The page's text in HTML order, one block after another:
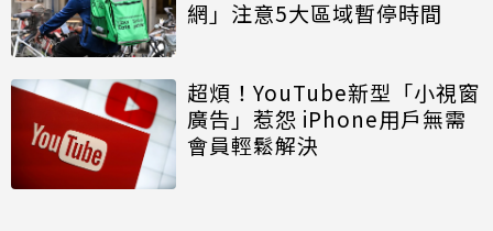
網」注意5大區域暫停時間
超煩！YouTube新型「小視窗
廣告」惹怨 iPhone用戶無需
會員輕鬆解決